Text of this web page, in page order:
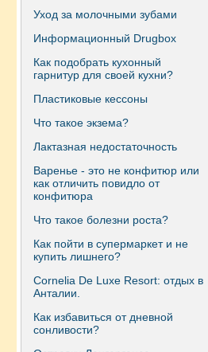
Уход за молочными зубами
Информационный Drugbox
Как подобрать кухонный
гарнитур для своей кухни?
Пластиковые кессоны
Что такое экзема?
Лактазная недостаточность
Варенье - это не конфитюр или
как отличить повидло от
конфитюра
Что такое болезни роста?
Как пойти в супермаркет и не
купить лишнего?
Сornelia De Luxe Resort: отдых в
Анталии.
Как избавиться от дневной
сонливости?